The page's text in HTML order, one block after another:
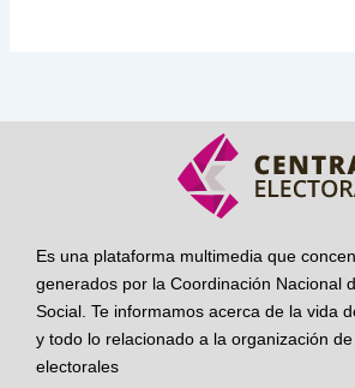
Es una plataforma multimedia que
generados por la Coordinación Nacional
Social. Te informamos acerca de la vida
y todo lo relacionado a la organización
electorales